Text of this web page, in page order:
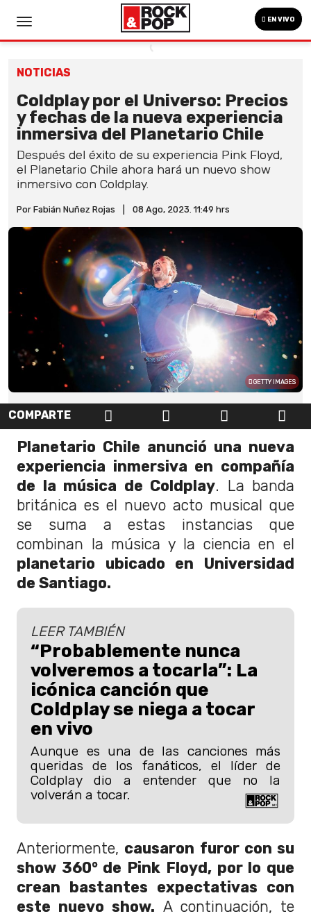
EN VIVO
NOTICIAS
Coldplay por el Universo: Precios
y fechas de la nueva experiencia
inmersiva del Planetario Chile
Después del éxito de su experiencia Pink Floyd,
el Planetario Chile ahora hará un nuevo show
inmersivo con Coldplay.
Por Fabián Nuñez Rojas 08 Ago, 2023. 11:49 hrs
GETTY IMAGES
COMPARTE
Planetario Chile anunció una nueva
experiencia inmersiva en compañía
de la música de Coldplay. La banda
británica es el nuevo acto musical que
se suma a estas instancias que
combinan la música y la ciencia en el
planetario ubicado en Universidad
de Santiago.
LEER TAMBIÉN
“Probablemente nunca
volveremos a tocarla”: La
icónica canción que
Coldplay se niega a tocar
en vivo
Aunque es una de las canciones más
queridas de los fanáticos, el líder de
Coldplay dio a entender que no la
volverán a tocar.
Anteriormente, causaron furor con su
show 360° de Pink Floyd, por lo que
crean bastantes expectativas con
este nuevo show. A continuación, te